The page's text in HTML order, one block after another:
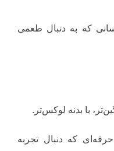
که به دنبال طعمی
با بدنه لوکس‌تر.
که دنبال تجربه